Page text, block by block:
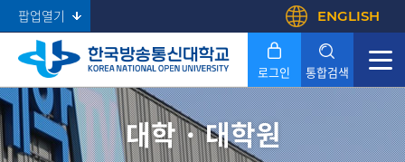
팝업열기 ENGLISH
로그인 통합검색
Search대학 · 대학원